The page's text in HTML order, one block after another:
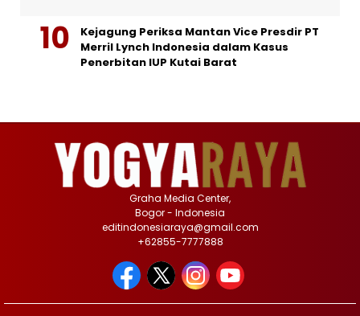
Kejagung Periksa Mantan Vice Presdir PT
Merril Lynch Indonesia dalam Kasus
Penerbitan IUP Kutai Barat
Graha Media Center,
Bogor - Indonesia
editindonesiaraya@gmail.com
+62855-7777888